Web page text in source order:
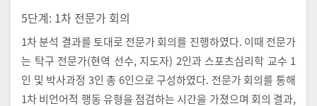
5단계: 1차 전문가 회의
1차 분석 결과를 토대로 전문가 회의를 진행하였다. 이때 전문가
는 탁구 전문가(현역 선수, 지도자) 2인과 스포츠심리학 교수 1
인 및 박사과정 3인 총 6인으로 구성하였다. 전문가 회의를 통해
1차 비언어적 행동 유형을 점검하는 시간을 가졌으며 회의 결과,